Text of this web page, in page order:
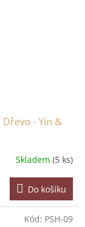
Dřevo - Yin &
Skladem (5 ks)
Do košíku
Kód: PSH-09